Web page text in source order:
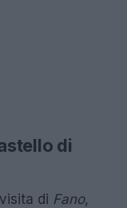
di
di Fano,